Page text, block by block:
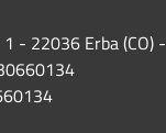
1 - 22036 Erba